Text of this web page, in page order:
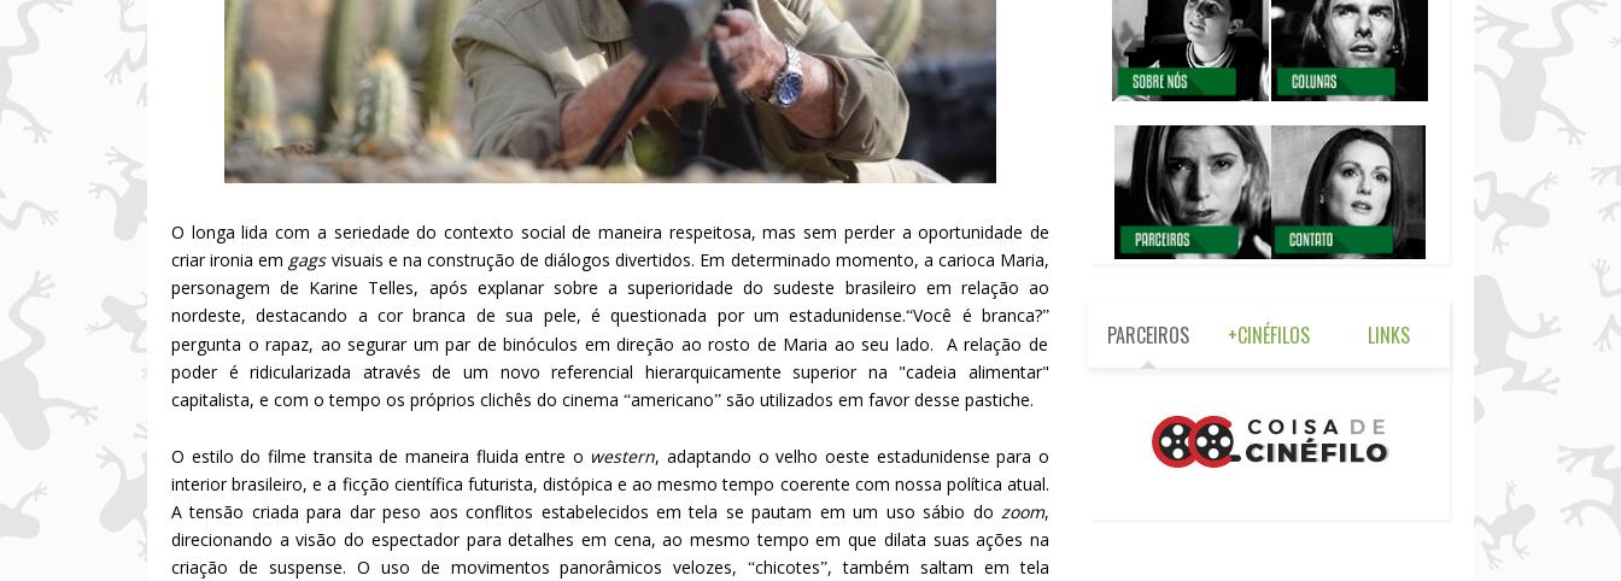
O longa lida com a seriedade do contexto social de maneira respeitosa, mas sem perder a oportunidade de
criar ironia em gagsvisuais e na construção de diálogos divertidos. Em determinado momento, a carioca Maria,
personagem de Karine Telles, após explanar sobre a superioridade do sudeste brasileiro em relação ao
nordeste, destacando a cor branca de sua pele, é questionada por um estadunidense.“Você é branca?”
pergunta o rapaz, ao segurar um par de binóculos em direção ao rosto de Maria ao seu lado.
A relação de
poder é ridicularizada através de um novo referencial hierarquicamente superior na "cadeia alimentar"
capitalista, e com o tempo os próprios clichês do cinema “americano” são utilizados em favor desse pastiche.
O estilo do filme transita de maneira fluida entre o western, adaptando o velho oeste estadunidense para o
interior brasileiro, e a ficção científica futurista, distópica e ao mesmo tempo coerente com nossa política atual.
A tensão criada para dar peso aos conflitos estabelecidos em tela se pautam em um uso sábio do zoom,
direcionando a visão do espectador para detalhes em cena, ao mesmo tempo em que dilata suas ações na
criação de suspense. O uso de movimentos panorâmicos velozes,“chicotes”, também saltam em tela
PARCEIROS +CINÉFILOS LINKS